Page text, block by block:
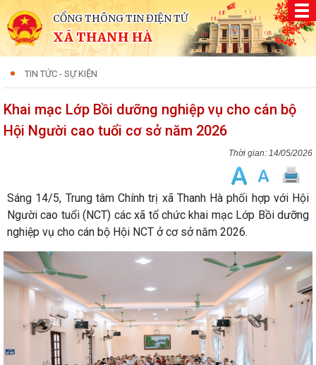
CỔNG THÔNG TIN ĐIỆN TỬ
XÃ THANH HÀ
TIN TỨC - SỰ KIỆN
Khai mạc Lớp Bồi dưỡng nghiệp vụ cho cán bộ
Hội Người cao tuổi cơ sở năm 2026
14/05/2026
Sáng 14/5, Trung tâm Chính trị xã Thanh Hà phối hợp với Hội
Người cao tuổi (NCT) các xã tổ chức khai mạc Lớp Bồi dưỡng
nghiệp vụ cho cán bộ Hội NCT ở cơ sở năm 2026.